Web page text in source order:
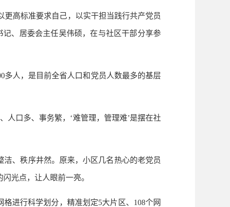
高标准要求自己，以实干担当践行共产党员
、居委会主任吴伟硕，在与社区干部分享参
人，是目前全省人口和党员人数最多的基层
口多、事务繁，‘难管理，管理难’是摆在社
、秩序井然。原来，小区几名热心的老党员
光点，让人眼前一亮。
进行科学划分，精准划定5大片区、108个网